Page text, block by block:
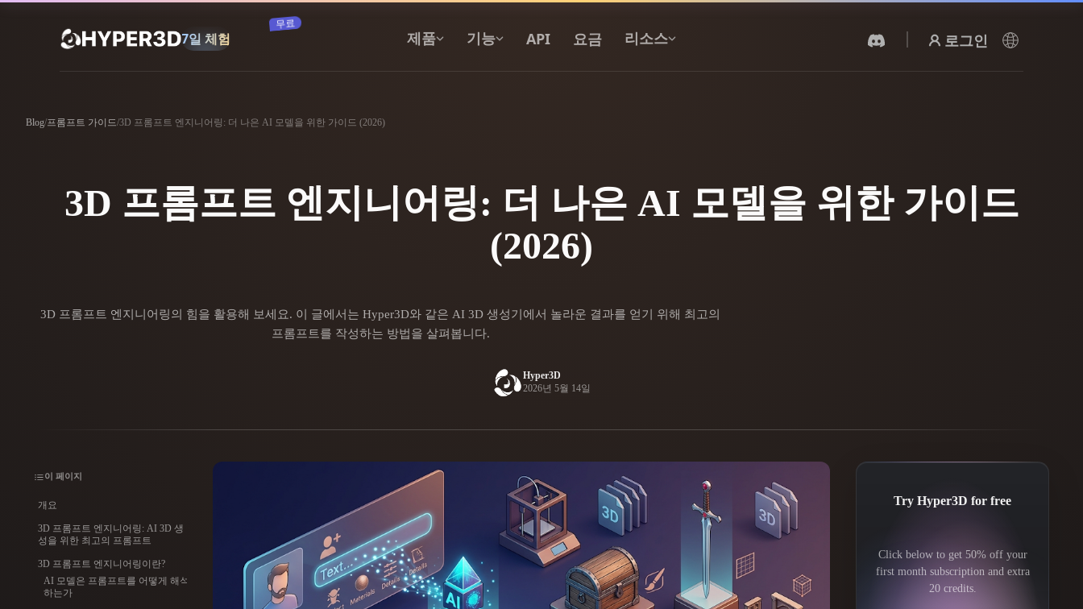
구독 제품 기능 API 요금 리소스 로그인
시 변환.
요.
AI 이미지 생성기 API
우리의 크리에이티브 AI를 앱이나 워크플
로에 연결하세요.
AI 이미지 리믹스 AI 텍스처 생성기
AI HDRI 생성기
3D 모델 검색 엔진
스토리 연구 블로그
Game
Character
Metaverse
Engineering
플러그인
Unreal Godot Maya 3DS Max ComfyUI
스타일
Blog/프롬프트 가이드/3D 프롬프트 엔지니어링: 더 나은 AI 모델을 위한 가이드 (2026)
3D 프롬프트 엔지니어링: 더 나은 AI 모델을 위한 가이드
(2026)
3D 프롬프트 엔지니어링의 힘을 활용해 보세요. 이 글에서는 Hyper3D와 같은 AI 3D 생성기에서 놀라운 결과를 얻기 위해 최고의
프롬프트를 작성하는 방법을 살펴봅니다.
Hyper3D
2026년 5월 14일
이 페이지
개요
3D 프롬프트 엔지니어링: AI 3D 생
성을 위한 최고의 프롬프트
3D 프롬프트 엔지니어링이란?
AI 모델은 프롬프트를 어떻게 해석
하는가
Try Hyper3D for free
Click below to get 50% off your
first month subscription and extra
20 credits.